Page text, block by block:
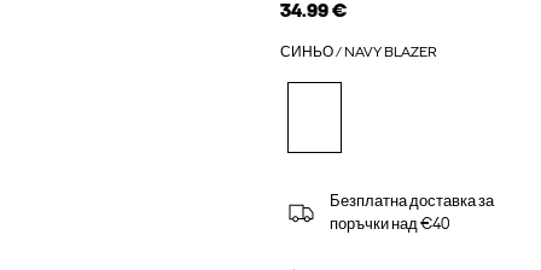
34.99 €
СИНЬО / NAVY BLAZER
Безплатна доставка за
поръчки над €40